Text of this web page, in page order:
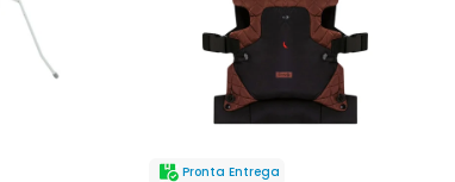
Pronta Entrega